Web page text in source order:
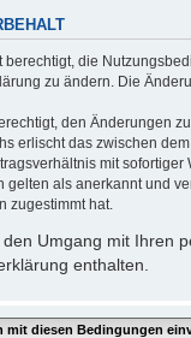
berechtigt, die
zu ändern. Die
den Änderungen
erlischt das zwischen
mit sofortiger
gelten als anerkannt und
zugestimmt hat.
Umgang mit Ihren
enthalten.